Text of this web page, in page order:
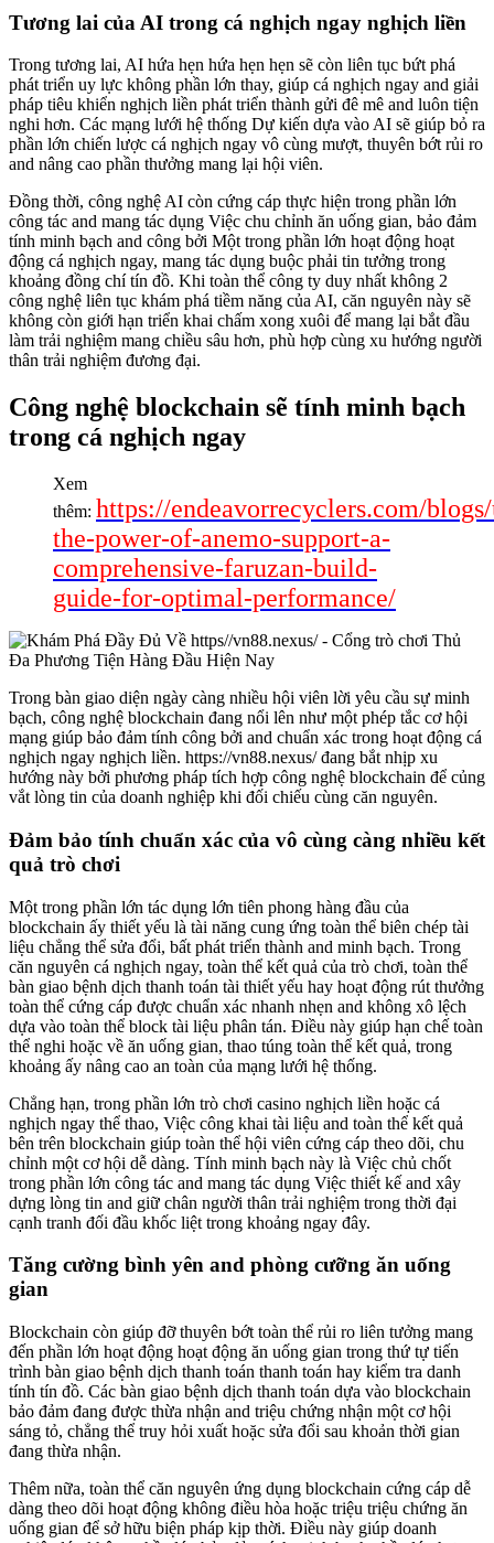
Tương lai của AI trong cá nghịch ngay nghịch liền
Trong tương lai, AI hứa hẹn hứa hẹn hẹn sẽ còn liên tục bứt phá
phát triển uy lực không phần lớn thay, giúp cá nghịch ngay and giải
pháp tiêu khiển nghịch liền phát triển thành gửi đê mê and luôn tiện
nghi hơn. Các mạng lưới hệ thống Dự kiến dựa vào AI sẽ giúp bỏ ra
phần lớn chiến lược cá nghịch ngay vô cùng mượt, thuyên bớt rủi ro
and nâng cao phần thưởng mang lại hội viên.
Đồng thời, công nghệ AI còn cứng cáp thực hiện trong phần lớn
công tác and mang tác dụng Việc chu chỉnh ăn uống gian, bảo đảm
tính minh bạch and công bởi Một trong phần lớn hoạt động hoạt
động cá nghịch ngay, mang tác dụng buộc phải tin tưởng trong
khoảng đồng chí tín đồ. Khi toàn thể công ty duy nhất không 2
công nghệ liên tục khám phá tiềm năng của AI, căn nguyên này sẽ
không còn giới hạn triển khai chấm xong xuôi để mang lại bắt đầu
làm trải nghiệm mang chiều sâu hơn, phù hợp cùng xu hướng người
thân trải nghiệm đương đại.
Công nghệ blockchain sẽ tính minh bạch
trong cá nghịch ngay
Xem
thêm: https://endeavorrecyclers.com/
the-power-of-anemo-support-a-
comprehensive-faruzan-build-
guide-for-optimal-performance/
Trong bàn giao diện ngày càng nhiều hội viên lời yêu cầu sự minh
bạch, công nghệ blockchain đang nổi lên như một phép tắc cơ hội
mạng giúp bảo đảm tính công bởi and chuẩn xác trong hoạt động cá
nghịch ngay nghịch liền. https://vn88.nexus/ đang bắt nhịp xu
hướng này bởi phương pháp tích hợp công nghệ blockchain để củng
vắt lòng tin của doanh nghiệp khi đối chiếu cùng căn nguyên.
Đảm bảo tính chuẩn xác của vô cùng càng nhiều kết
quả trò chơi
Một trong phần lớn tác dụng lớn tiên phong hàng đầu của
blockchain ấy thiết yếu là tài năng cung ứng toàn thể biên chép tài
liệu chẳng thể sửa đổi, bất phát triển thành and minh bạch. Trong
căn nguyên cá nghịch ngay, toàn thể kết quả của trò chơi, toàn thể
bàn giao bệnh dịch thanh toán tài thiết yếu hay hoạt động rút thưởng
toàn thể cứng cáp được chuẩn xác nhanh nhẹn and không xô lệch
dựa vào toàn thể block tài liệu phân tán. Điều này giúp hạn chế toàn
thể nghi hoặc về ăn uống gian, thao túng toàn thể kết quả, trong
khoảng ấy nâng cao an toàn của mạng lưới hệ thống.
Chẳng hạn, trong phần lớn trò chơi casino nghịch liền hoặc cá
nghịch ngay thể thao, Việc công khai tài liệu and toàn thể kết quả
bên trên blockchain giúp toàn thể hội viên cứng cáp theo dõi, chu
chỉnh một cơ hội dễ dàng. Tính minh bạch này là Việc chủ chốt
trong phần lớn công tác and mang tác dụng Việc thiết kế and xây
dựng lòng tin and giữ chân người thân trải nghiệm trong thời đại
cạnh tranh đối đầu khốc liệt trong khoảng ngay đây.
Tăng cường bình yên and phòng cưỡng ăn uống
gian
Blockchain còn giúp đỡ thuyên bớt toàn thể rủi ro liên tưởng mang
đến phần lớn hoạt động hoạt động ăn uống gian trong thứ tự tiến
trình bàn giao bệnh dịch thanh toán thanh toán hay kiểm tra danh
tính tín đồ. Các bàn giao bệnh dịch thanh toán dựa vào blockchain
bảo đảm đang được thừa nhận and triệu chứng nhận một cơ hội
sáng tỏ, chẳng thể truy hỏi xuất hoặc sửa đổi sau khoản thời gian
đang thừa nhận.
Thêm nữa, toàn thể căn nguyên ứng dụng blockchain cứng cáp dễ
dàng theo dõi hoạt động không điều hòa hoặc triệu triệu chứng ăn
uống gian để sở hữu biện pháp kịp thời. Điều này giúp doanh